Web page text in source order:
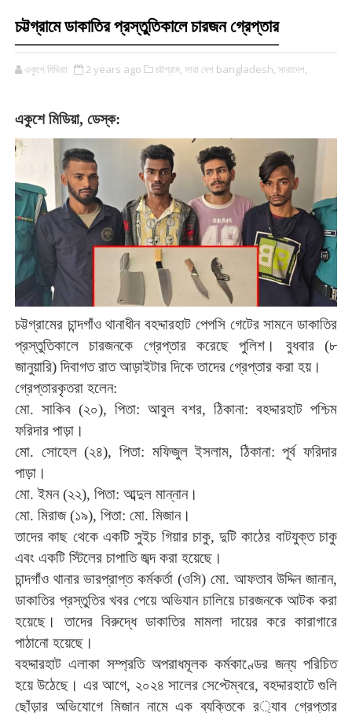
চট্টগ্রামে ডাকাতির প্রস্তুতিকালে চারজন গ্রেপ্তার
একুশে মিডিয়া 2 years ago চট্টগ্রাম, সারা দেশ bangladesh, সারাদেশ,
একুশে মিডিয়া, ডেস্ক:
চট্টগ্রামের চান্দগাঁও থানাধীন বহদ্দারহাট পেপসি গেটের সামনে ডাকাতির
প্রস্তুতিকালে
চারজনকে গ্রেপ্তার করেছে পুলিশ। বুধবার(৮
জানুয়ারি) দিবাগত রাত আড়াইটার দিকে তাদের গ্রেপ্তার করা হয়।
গ্রেপ্তারকৃতরা হলেন:
মো. সাকিব(২০), পিতা: আবুল বশর,ঠিকানা:বহদ্দারহাট পশ্চিম
ফরিদার পাড়া।
মো. সোহেল(২৪), পিতা: মফিজুল ইসলাম, ঠিকানা:পূর্ব ফরিদার
পাড়া।
মো.ইমন(২২), পিতা: আব্দুল মান্নান।
মো. মিরাজ(১৯), পিতা: মো. মিজান।
তাদের কাছ থেকে একটি সুইচ গিয়ার চাকু,দুটি কাঠের বাটযুক্ত চাকু
এবং একটি স্টিলের চাপাতি জব্দ করা হয়েছে।
চান্দগাঁও থানার ভারপ্রাপ্ত কর্মকর্তা (ওসি) মো. আফতাব উদ্দিন জানান,
ডাকাতির প্রস্তুতির খবর পেয়ে অভিযান চালিয়ে চারজনকে আটক করা
হয়েছে।
তাদের বিরুদ্ধে ডাকাতির মামলা দায়ের করে কারাগারে
পাঠানো হয়েছে।
বহদ্দারহাট এলাকা সম্প্রতি অপরাধমূলক কর্মকাণ্ডের জন্য পরিচিত
হয়ে উঠেছে। এর আগে, ২০২৪ সালের সেপ্টেম্বরে, বহদ্দারহাটে গুলি
ছোঁড়ার অভিযোগে মিজান নামে এক ব্যক্তিকে র্যাব গ্রেপ্তার